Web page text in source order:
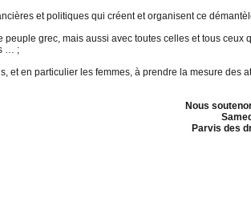
et politiques qui créent et organisent ce
peuple grec, mais aussi avec toutes celles et tous
… ;
et en particulier les femmes, à prendre la mesure des
Nous
Parvis des